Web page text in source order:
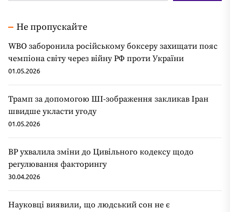
Не пропускайте
WBO заборонила російському боксеру захищати пояс
чемпіона світу через війну РФ проти України
01.05.2026
Трамп за допомогою ШІ-зображення закликав Іран
швидше укласти угоду
01.05.2026
ВР ухвалила зміни до Цивільного кодексу щодо
регулювання факторингу
30.04.2026
Науковці виявили, що людський сон не є